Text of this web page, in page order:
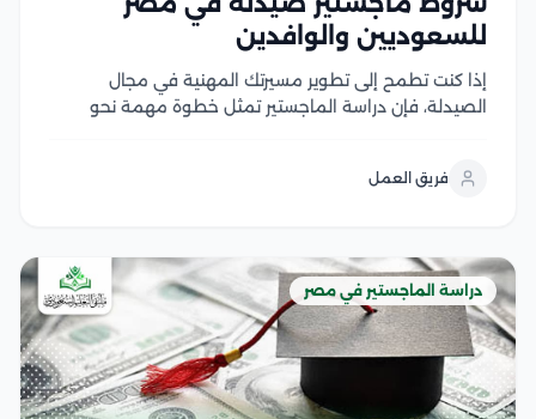
للسعوديين والوافدين
إذا كنت تطمح إلى تطوير مسيرتك المهنية في مجال
الصيدلة، فإن دراسة الماجستير تمثل خطوة مهمة نحو
القبول، والوثائق المطلوبة، وآلية التسجيل في الجامعات...
فريق العمل
دراسة الماجستير في مصر